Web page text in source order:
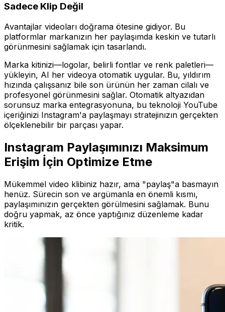
Sadece Klip Değil
Avantajlar videoları doğrama ötesine gidiyor. Bu
platformlar markanızın her paylaşımda keskin ve tutarlı
görünmesini sağlamak için tasarlandı.
Marka kitinizi—logolar, belirli fontlar ve renk paletleri—
yükleyin, AI her videoya otomatik uygular. Bu, yıldırım
hızında çalışsanız bile son ürünün her zaman cilalı ve
profesyonel görünmesini sağlar. Otomatik altyazıdan
sorunsuz marka entegrasyonuna, bu teknoloji YouTube
içeriğinizi Instagram'a paylaşmayı stratejinızın gerçekten
ölçeklenebilir bir parçası yapar.
Instagram Paylaşımınızı Maksimum
Erişim İçin Optimize Etme
Mükemmel video klibiniz hazır, ama "paylaş"a basmayın
henüz. Sürecin son ve argümanla en önemli kısmı,
paylaşımınızın gerçekten görülmesini sağlamak. Bunu
doğru yapmak, az önce yaptığınız düzenleme kadar
kritik.